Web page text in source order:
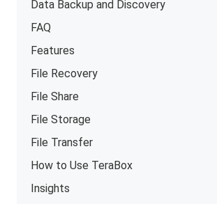
Data Backup and Discovery
FAQ
Features
File Recovery
File Share
File Storage
File Transfer
How to Use TeraBox
Insights